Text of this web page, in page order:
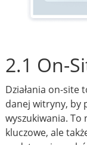
2.1 On-
Działania on-site
danej witryny, by
wyszukiwania. To
kluczowe, ale